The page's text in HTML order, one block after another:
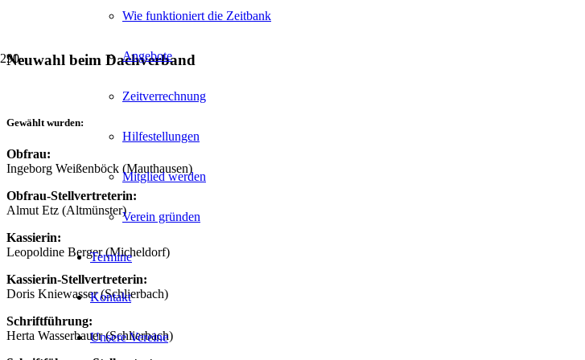
Wie funktioniert die Zeitbank
Angebote
Zeitverrechnung
Hilfestellungen
Mitglied werden
Verein gründen
Termine
Kontakt
Unsere Vereine
Neuwahl beim Dachverband
Gewählt wurden:
Obfrau:
Ingeborg Weißenböck (Mauthausen)
Obfrau-Stellvertreterin:
Almut Etz (Altmünster)
Kassierin:
Leopoldine Berger (Micheldorf)
Kassierin-Stellvertreterin:
Doris Kniewasser (Schlierbach)
Schriftführung:
Herta Wasserbauer (Schlierbach)